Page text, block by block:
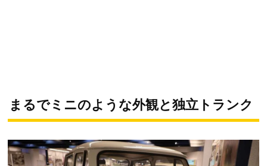
まるでミニのような外観と独立トランク